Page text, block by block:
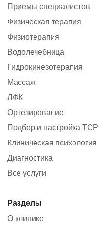
Приемы специалистов
Физическая терапия
Физиотерапия
Водолечебница
Гидрокинезотерапия
Массаж
ЛФК
Ортезирование
Подбор и настройка ТСР
Клиническая психология
Диагностика
Все услуги
Разделы
О клинике